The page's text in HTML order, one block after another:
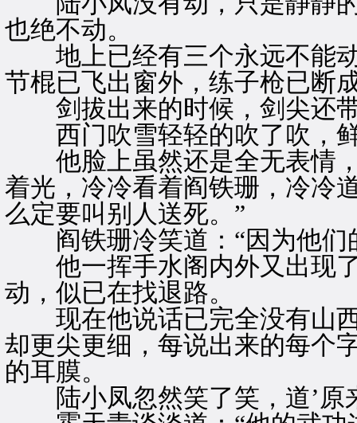
也绝不动。
地上已经有三个永远不能动
节棍已飞出窗外，练子枪已断
剑拔出来的时候，剑尖还
西门吹雪轻轻的吹了吹，鲜
他脸上虽然还是全无表情，
着光，冷冷看着阎铁珊，冷冷
么定要叫别人送死。”
阎铁珊冷笑道：“因为他们
他一挥手水阁内外又出现了
动，似已在找退路。
现在他说话已完全没有山西
却更尖更细，每说出来的每个
的耳膜。
陆小凤忽然笑了笑，道’原